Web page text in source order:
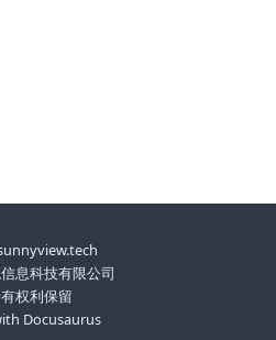
息科技有限公司
权利保留
Docusaurus